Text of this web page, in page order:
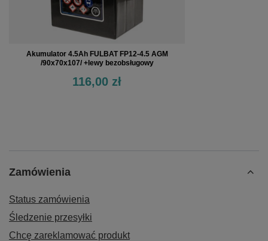
Akumulator 4.5Ah FULBAT FP12-4.5 AGM
/90x70x107/ +lewy bezobsługowy
116,00 zł
Zamówienia
Status zamówienia
Śledzenie przesyłki
Chcę zareklamować produkt